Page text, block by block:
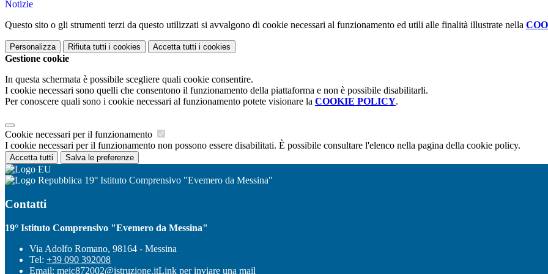
Notizie
Questo sito o gli strumenti terzi da questo utilizzati si avvalgono di cookie necessari al funzionamento ed utili alle finalità illustrate nella
Personalizza Rifiuta tutti i cookies Accetta tutti i cookies
Gestione cookie
In questa schermata è possibile scegliere quali cookie consentire.
I cookie necessari sono quelli che consentono il funzionamento della piattaforma e non è possibile disabilitarli.
Per conoscere quali sono i cookie necessari al funzionamento potete visionare la COOKIE POLICY.
Cookie necessari per il funzionamento
I cookie necessari per il funzionamento non possono essere disabilitati. È possibile consultare l'elenco nella pagina della cookie policy.
Accetta tutti Salva le preferenze
19° Istituto Comprensivo "Evemero da Messina"
Contatti
19° Istituto Comprensivo "Evemero da Messina"
Via Adolfo Romano, 98164 - Messina
Tel: +39 090 392008
Email: meic872002@istruzione.itLink per inviare una mail